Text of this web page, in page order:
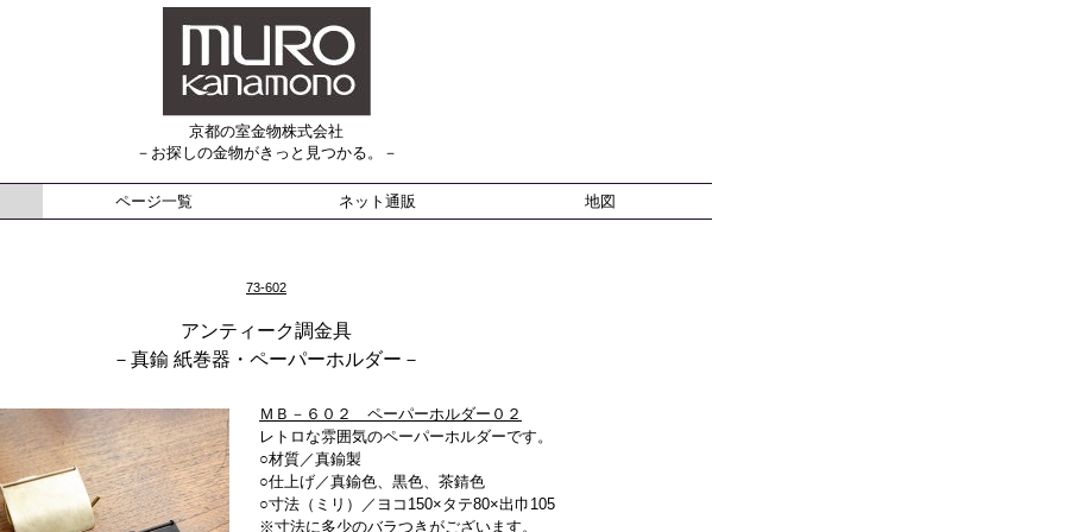
京都の室金物株式会社
－お探しの金物がきっと見つかる。－
ページ一覧 ネット通販 地図
73-602
アンティーク調金具
－真鍮 紙巻器・ペーパーホルダー－
ＭＢ－６０２ ペーパーホルダー０２
レトロな雰囲気のペーパーホルダーです。
○材質／真鍮製
○仕上げ／真鍮色、黒色、茶錆色
○寸法（ミリ）／ヨコ150×タテ80×出巾105
※寸法に多少のバラつきがございます。